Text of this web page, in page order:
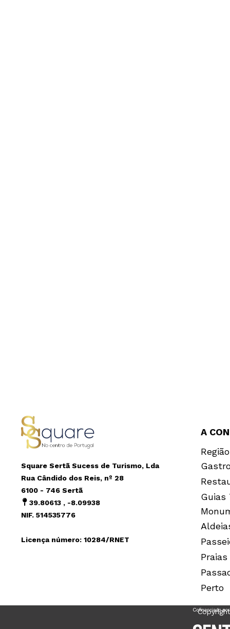
Square Sertã Sucess de Turismo, Lda
Rua Cândido dos Reis, nº 28
6100 - 746 Sertã
39.80613 , -8.09938
NIF. 514535776
Licença número: 10284/RNET
Região
Guias
Perto
A